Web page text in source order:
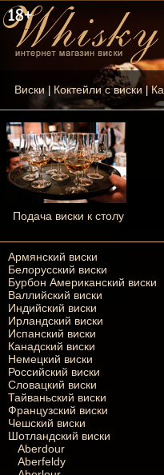
Виски| Коктейли с виски |
Подача виски к столу
Армянский виски
Белорусский виски
Бурбон Американский виски
Валлийский виски
Индийский виски
Ирландский виски
Испанский виски
Канадский виски
Немецкий виски
Российский виски
Словацкий виски
Тайваньский виски
Французский виски
Чешский виски
Шотландский виски
Aberdour
Aberfeldy